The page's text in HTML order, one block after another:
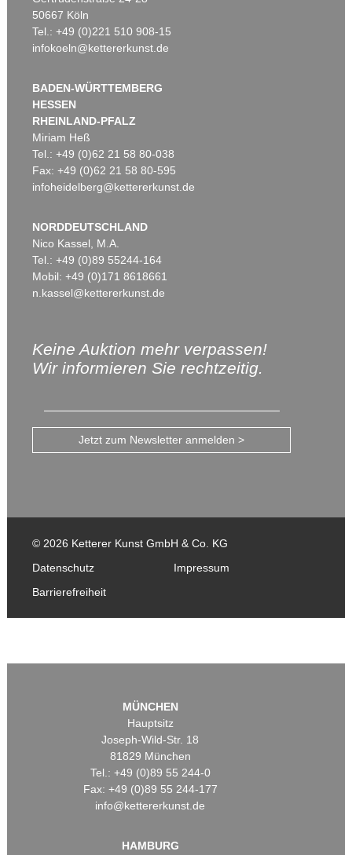
50667 Köln
Tel.: +49 (0)221 510 908-15
infokoeln@kettererkunst.de
BADEN-WÜRTTEMBERG
HESSEN
RHEINLAND-PFALZ
Miriam Heß
Tel.: +49 (0)62 21 58 80-038
Fax: +49 (0)62 21 58 80-595
infoheidelberg@kettererkunst.de
NORDDEUTSCHLAND
Nico Kassel, M.A.
Tel.: +49 (0)89 55244-164
Mobil: +49 (0)171 8618661
n.kassel@kettererkunst.de
Keine Auktion mehr verpassen!
Wir informieren Sie rechtzeitig.
Jetzt zum Newsletter anmelden >
© 2026 Ketterer Kunst GmbH & Co. KG
Datenschutz
Impressum
Barrierefreiheit
MÜNCHEN
Hauptsitz
Joseph-Wild-Str. 18
81829 München
Tel.: +49 (0)89 55 244-0
Fax: +49 (0)89 55 244-177
info@kettererkunst.de
HAMBURG